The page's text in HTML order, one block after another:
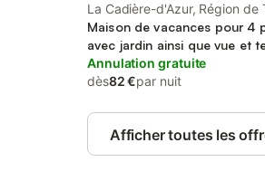
La Cadière-d'Azur, Région de
Maison de vacances pour 4
avec jardin ainsi que vue et
animaux acceptés
Annulation gratuite
dès82 €par nuit
Afficher toutes les